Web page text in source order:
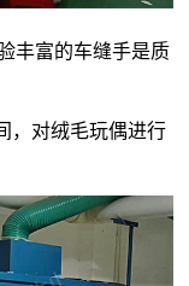
丰富的车缝手是质
，对绒毛玩偶进行